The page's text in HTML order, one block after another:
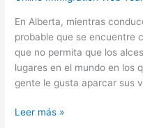
En Alberta, mientras
probable que se encuentre
que no permita que los
lugares en el mundo en los
gente le gusta aparcar sus
Leer más »